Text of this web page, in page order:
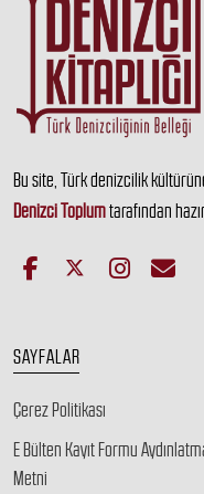
Bu site, Türk denizcilik
Denizci Toplumtarafından
SAYFALAR
Çerez Politikası
E Bülten Kayıt Formu
Metni